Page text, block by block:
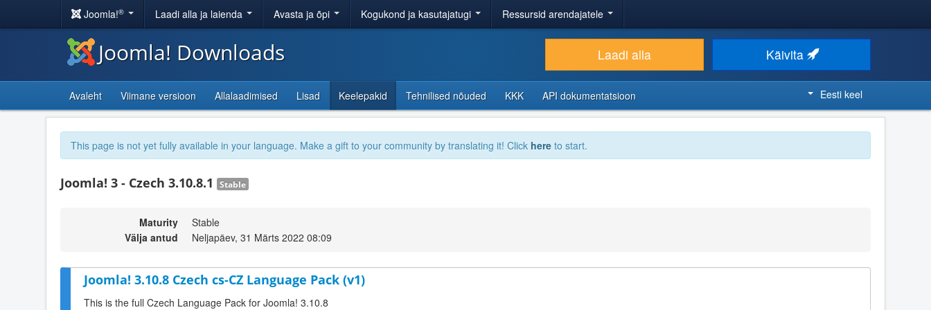
Joomla!® Laadi alla ja laienda Avasta ja õpi Kogukond ja kasutajatugi Ressursid arendajatele
Joomla! Downloads Laadi alla Käivita
Avaleht Viimane versioon Allalaadimised Lisad Keelepakid Tehnilised nõuded KKK API dokumentatsioon Eesti keel
This page is not yet fully available in your language. Make a gift to your community by translating it! Click here to start.
Joomla! 3 - Czech 3.10.8.1 Stable
Maturity
Stable
Välja antud
Neljapäev, 31 Märts 2022 08:09
Joomla! 3.10.8 Czech cs-CZ Language Pack (v1)
This is the full Czech Language Pack for Joomla! 3.10.8